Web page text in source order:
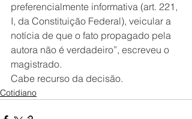
preferencialmente informativa (art. 221,
I, da Constituição Federal), veicular a
notícia de que o fato propagado pela
autora não é verdadeiro”, escreveu o
magistrado.
Cabe recurso da decisão.
Cotidiano